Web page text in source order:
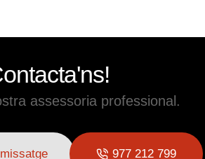
assessoria professional.
977 212 799